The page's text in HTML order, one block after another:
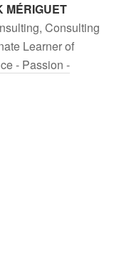
MÉRIGUET
Consulting
Learner of
- Passion -